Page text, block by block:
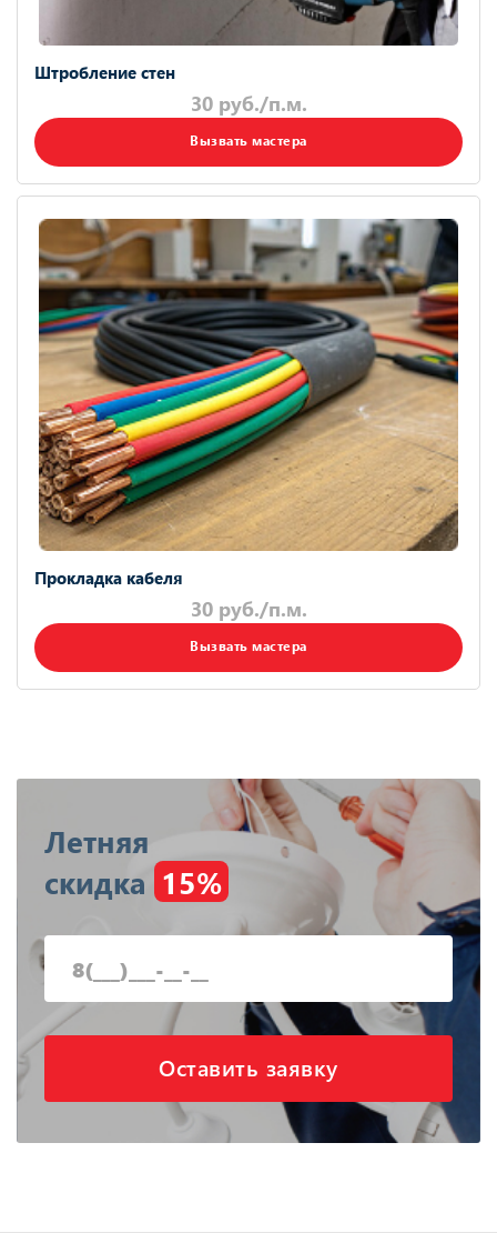
Штробление стен
30 руб./п.м.
Вызвать мастера
Прокладка кабеля
30 руб./п.м.
Вызвать мастера
Летняя
скидка 15%
Оставить заявку